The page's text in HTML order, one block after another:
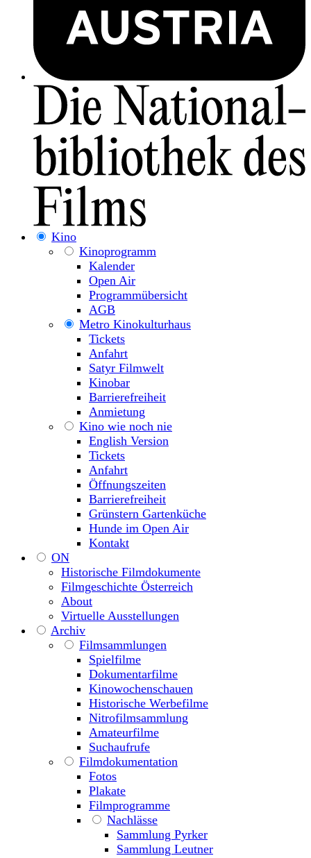
Kino
Kinoprogramm
Kalender
Open Air
Programmübersicht
AGB
Metro Kinokulturhaus
Tickets
Anfahrt
Satyr Filmwelt
Kinobar
Barrierefreiheit
Anmietung
Kino wie noch nie
English Version
Tickets
Anfahrt
Öffnungszeiten
Barrierefreiheit
Grünstern Gartenküche
Hunde im Open Air
Kontakt
ON
Historische Filmdokumente
Filmgeschichte Österreich
About
Virtuelle Ausstellungen
Archiv
Filmsammlungen
Spielfilme
Dokumentarfilme
Kinowochenschauen
Historische Werbefilme
Nitrofilmsammlung
Amateurfilme
Suchaufrufe
Filmdokumentation
Fotos
Plakate
Filmprogramme
Nachlässe
Sammlung Pyrker
Sammlung Leutner